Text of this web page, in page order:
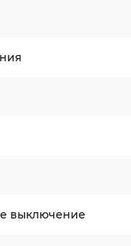
выключение